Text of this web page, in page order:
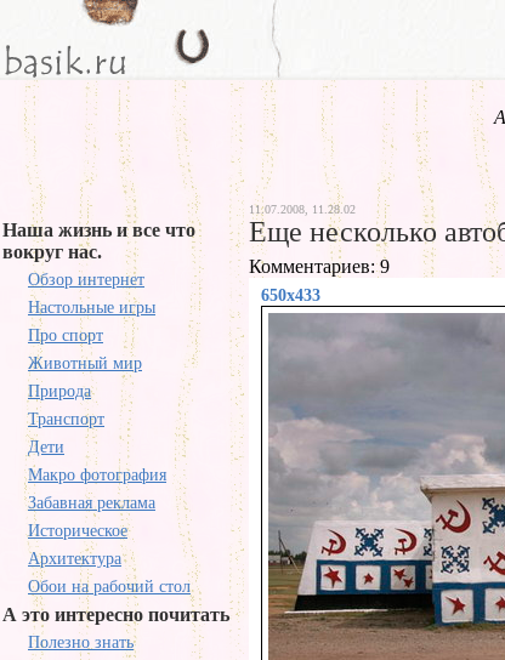
Наша жизнь и все что
вокруг нас.
Обзор интернет
Настольные игры
Про спорт
Животный мир
Природа
Транспорт
Дети
Макро фотография
Забавная реклама
Историческое
Архитектура
Обои на рабочий стол
А это интересно почитать
Полезно знать
11.07.2008, 11.28.02
Еще несколько
Комментариев: 9
650x433